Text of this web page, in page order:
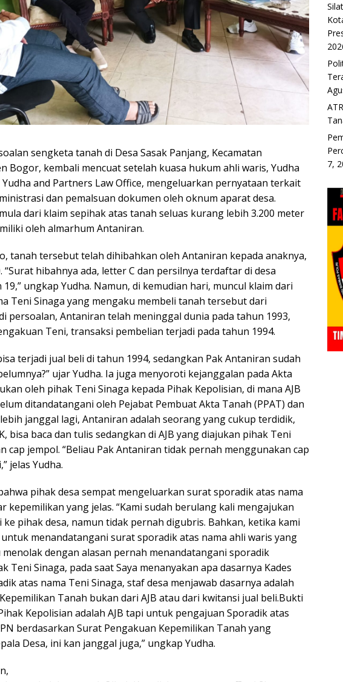
sengketa tanah di Desa Sasak Panjang, Kecamatan
Bogor, kembali mencuat setelah kuasa hukum ahli waris, Yudha
Yudha and Partners Law Office, mengeluarkan pernyataan terkait
dan pemalsuan dokumen oleh oknum aparat desa.
dari klaim sepihak atas tanah seluas kurang lebih 3.200 meter
oleh almarhum Antaniran.
tanah tersebut telah dihibahkan oleh Antaniran kepada anaknya,
“Surat hibahnya ada, letter C dan persilnya terdaftar di desa
ungkap Yudha. Namun, di kemudian hari, muncul klaim dari
Teni Sinaga yang mengaku membeli tanah tersebut dari
persoalan, Antaniran telah meninggal dunia pada tahun 1993,
Teni, transaksi pembelian terjadi pada tahun 1994.
terjadi jual beli di tahun 1994, sedangkan Pak Antaniran sudah
ujar Yudha. Ia juga menyoroti kejanggalan pada Akta
oleh pihak Teni Sinaga kepada Pihak Kepolisian, di mana AJB
ditandatangani oleh Pejabat Pembuat Akta Tanah (PPAT) dan
janggal lagi, Antaniran adalah seorang yang cukup terdidik,
bisa baca dan tulis sedangkan di AJB yang diajukan pihak Teni
cap jempol. “Beliau Pak Antaniran tidak pernah menggunakan cap
jelas Yudha.
pihak desa sempat mengeluarkan surat sporadik atas nama
kepemilikan yang jelas. “Kami sudah berulang kali mengajukan
pihak desa, namun tidak pernah digubris. Bahkan, ketika kami
menandatangani surat sporadik atas nama ahli waris yang
dengan alasan pernah menandatangani sporadik
Teni Sinaga, pada saat Saya menanyakan apa dasarnya Kades
atas nama Teni Sinaga, staf desa menjawab dasarnya adalah
Tanah bukan dari AJB atau dari kwitansi jual beli.Bukti
Kepolisian adalah AJB tapi untuk pengajuan Sporadik atas
berdasarkan Surat Pengakuan Kepemilikan Tanah yang
Desa, ini kan janggal juga,” ungkap Yudha.
7,